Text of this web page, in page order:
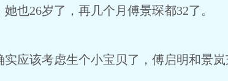
26岁了，再几个月傅景琛都32了。
该考虑生个小宝贝了，傅启明和景岚